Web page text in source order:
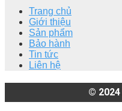
Trang chủ
Giới thiệu
Sản phẩm
Bảo hành
Tin tức
Liên hệ
© 2024